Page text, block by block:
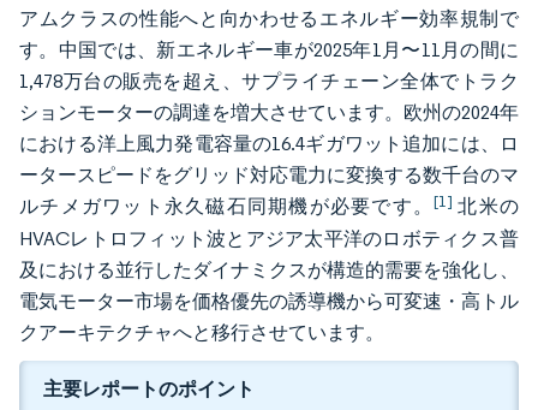
アムクラスの性能へと向かわせるエネルギー効率規制で
す。中国では、新エネルギー車が2025年1月〜11月の間に
1,478万台の販売を超え、サプライチェーン全体でトラク
ションモーターの調達を増大させています。欧州の2024年
における洋上風力発電容量の16.4ギガワット追加には、ロ
ータースピードをグリッド対応電力に変換する数千台のマ
ルチメガワット永久磁石同期機が必要です。[1] 北米の
HVACレトロフィット波とアジア太平洋のロボティクス普
及における並行したダイナミクスが構造的需要を強化し、
電気モーター市場を価格優先の誘導機から可変速・高トル
クアーキテクチャへと移行させています。
主要レポートのポイント